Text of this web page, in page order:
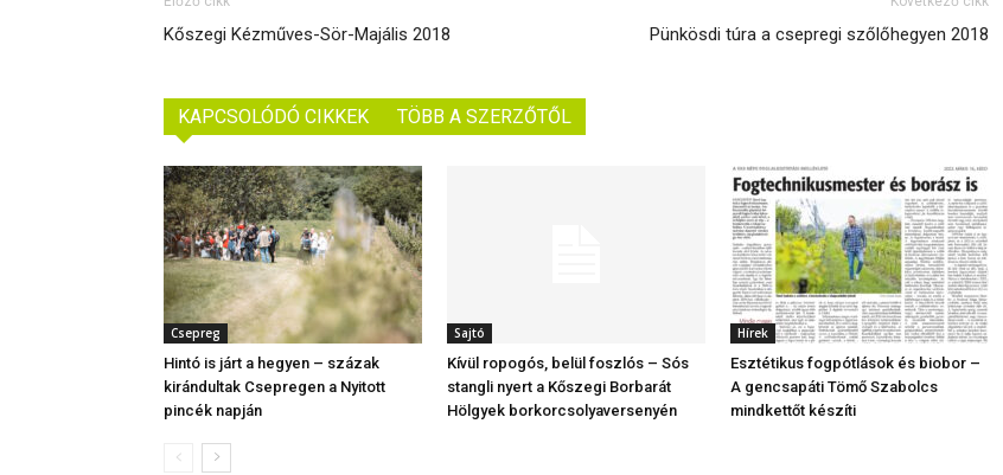
Kőszegi Kézműves-Sör-Majális 2018 Pünkösdi túra a csepregi szőlőhegyen 2018
KAPCSOLÓDÓ CIKKEK TÖBB A SZERZŐTŐL
Csepreg
Hintó is járt a hegyen – százak
kirándultak Csepregen a Nyitott
pincék napján
Sajtó
Kívül ropogós, belül foszlós – Sós
stangli nyert a Kőszegi Borbarát
Hölgyek borkorcsolyaversenyén
Hírek
Esztétikus fogpótlások és biobor –
A gencsapáti Tömő Szabolcs
mindkettőt készíti